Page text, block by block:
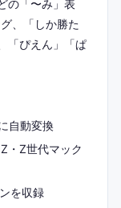
の「〜み」表
、「しか勝た
「ぴえん」「ぱ
自動変換
・Z世代マック
を収録